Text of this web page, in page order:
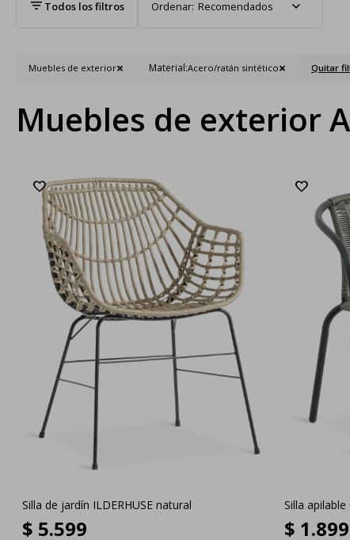
Recomendados
Muebles de exterior Material:Acero/ratán sintético Quitar
Muebles de exterior
Silla de jardín ILDERHUSE natural
$ 5.599
Silla apilable
$ 1.899